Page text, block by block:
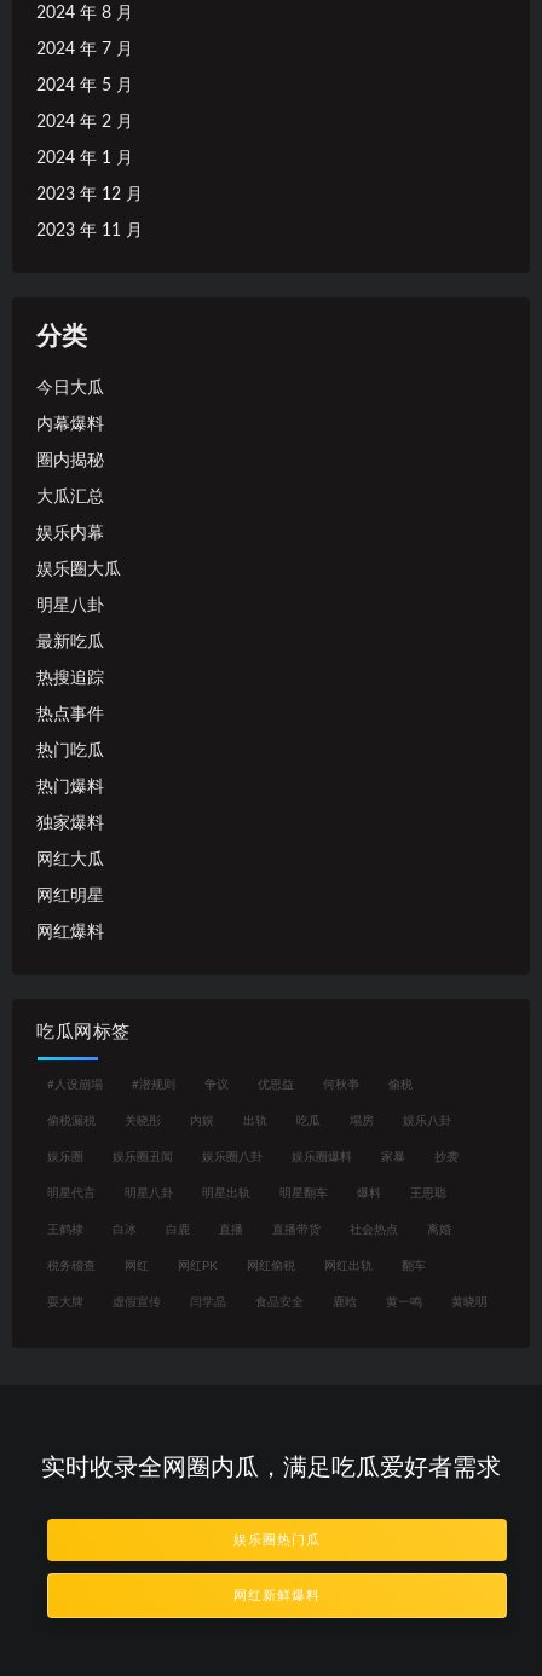
2024 年 8 月
2024 年 7 月
2024 年 5 月
2024 年 2 月
2024 年 1 月
2023 年 12 月
2023 年 11 月
分类
今日大瓜
内幕爆料
圈内揭秘
大瓜汇总
娱乐内幕
娱乐圈大瓜
明星八卦
最新吃瓜
热搜追踪
热点事件
热门吃瓜
热门爆料
独家爆料
网红大瓜
网红明星
网红爆料
吃瓜网标签
#人设崩塌 #潜规则 争议 优思益 何秋亊 偷税
偷税漏税 关晓彤 内娱 出轨 吃瓜 塌房 娱乐八卦
娱乐圈 娱乐圈丑闻 娱乐圈八卦 娱乐圈爆料 家暴 抄袭
明星代言 明星八卦 明星出轨 明星翻车 爆料 王思聪
王鹤棣 白冰 白鹿 直播 直播带货 社会热点 离婚
税务稽查 网红 网红PK 网红偷税 网红出轨 翻车
耍大牌 虚假宣传 闫学晶 食品安全 鹿晗 黄一鸣 黄晓明
实时收录全网圈内瓜，满足吃瓜爱好者需求
娱乐圈热门瓜
网红新鲜爆料